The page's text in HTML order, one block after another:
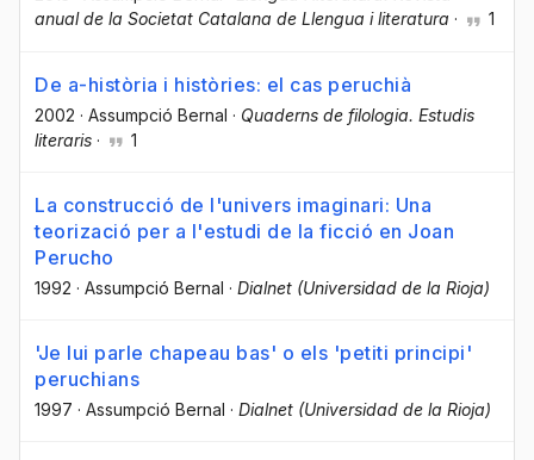
anual de la Societat Catalana de Llengua i literatura · 1
De a-història i històries: el cas peruchià
2002 · Assumpció Bernal · Quaderns de filologia. Estudis
literaris · 1
La construcció de l'univers imaginari: Una
teorizació per a l'estudi de la ficció en Joan
Perucho
1992 · Assumpció Bernal · Dialnet (Universidad de la Rioja)
'Je lui parle chapeau bas' o els 'petiti principi'
peruchians
1997 · Assumpció Bernal · Dialnet (Universidad de la Rioja)